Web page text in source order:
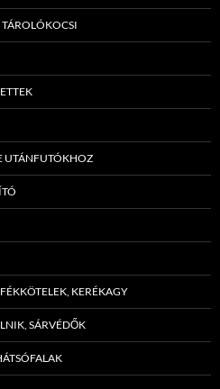
UTÁNFUTÓKHOZ
KERÉKAGY
SÁRVÉDŐK